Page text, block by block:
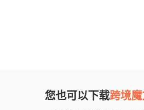
您也可以下载跨境